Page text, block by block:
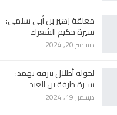
معلقة زهير بن أبي سلمى:
سيرة حكيم الشعراء
ديسمبر 20, 2024
لخولة أطلال ببرقة ثهمد:
سيرة طرفة بن العبد
ديسمبر 19, 2024